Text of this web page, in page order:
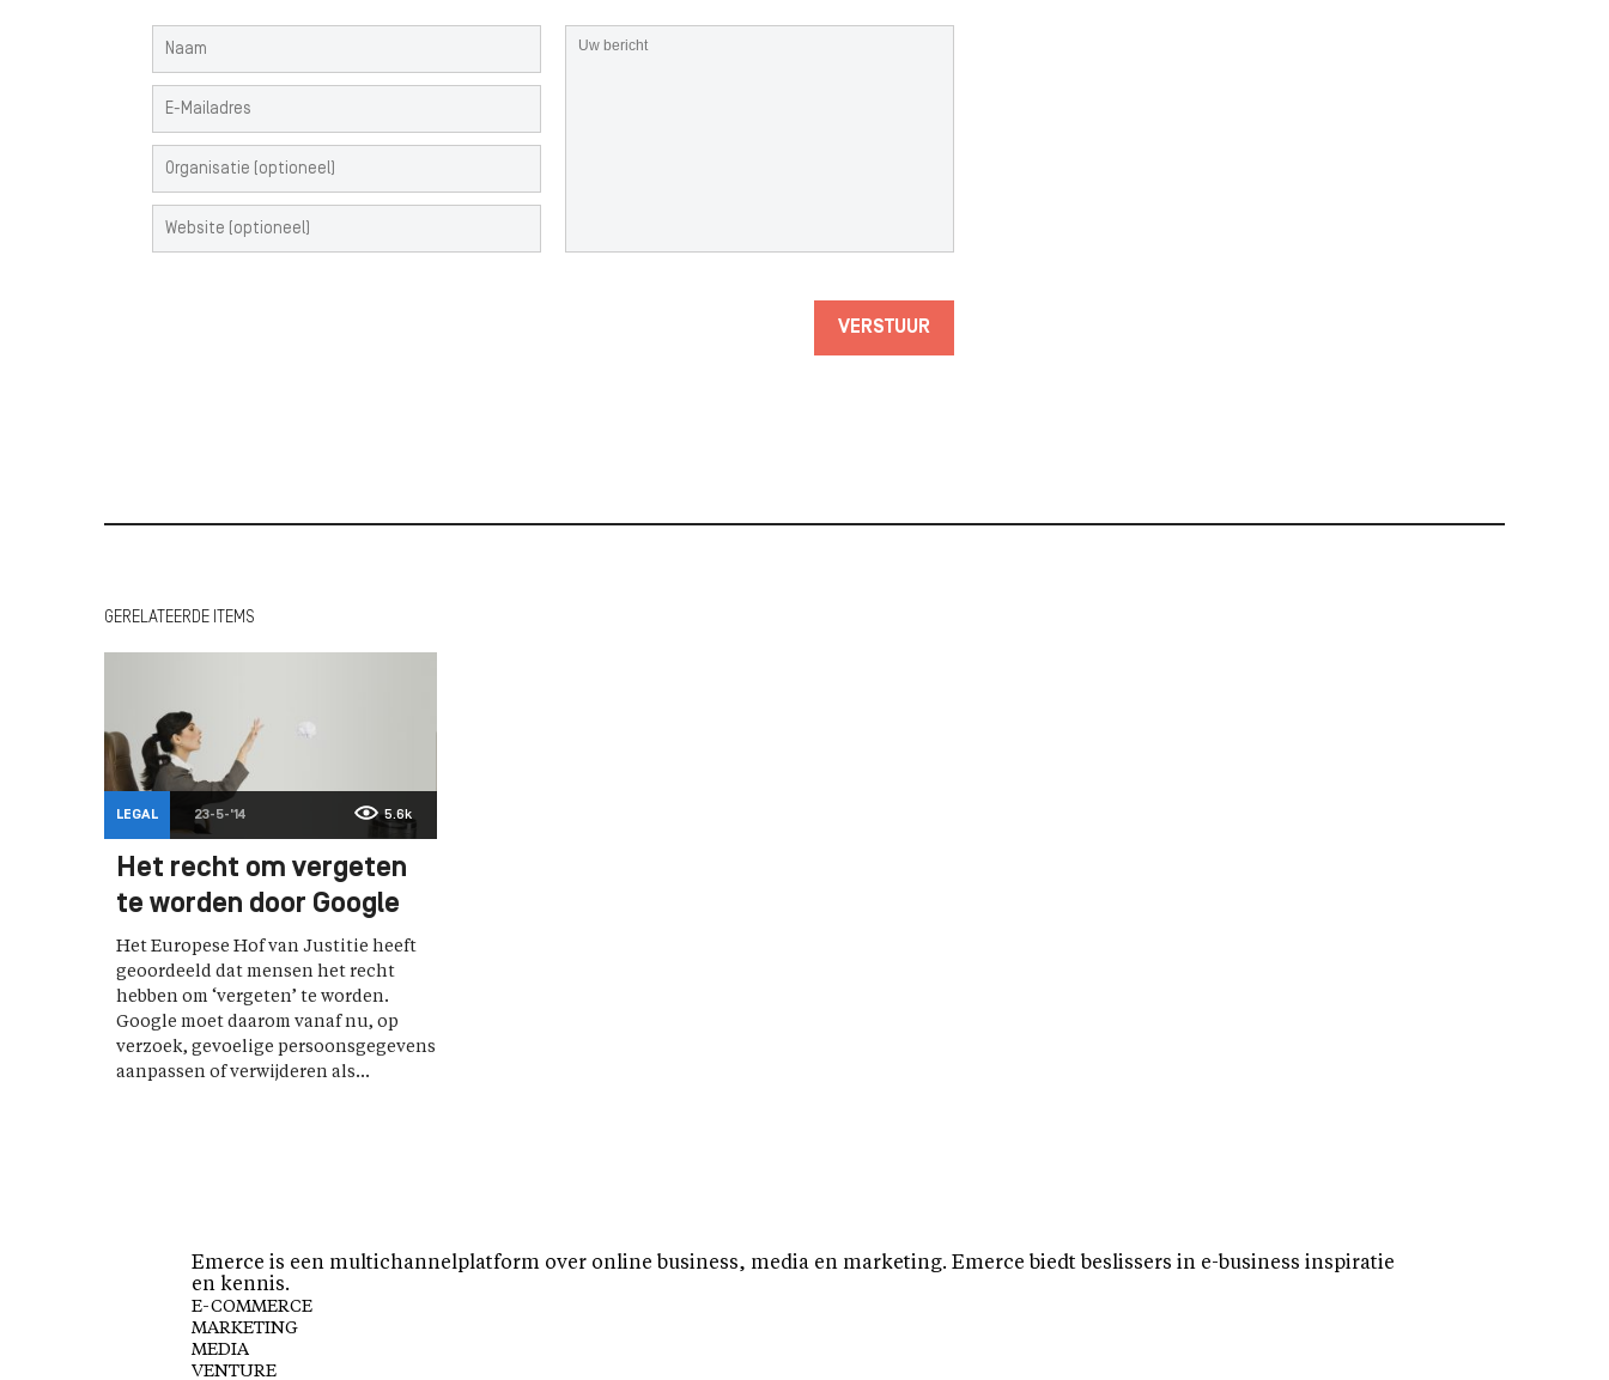
VERSTUUR
GERELATEERDE ITEMS
LEGAL 23-5-'14 5.6k
Het recht om vergeten
te worden door Google
Het Europese Hof van Justitie heeft
geoordeeld dat mensen het recht
hebben om ‘vergeten’ te worden.
Google moet daarom vanaf nu, op
verzoek, gevoelige persoonsgegevens
aanpassen of verwijderen als...
Emerce is een multichannelplatform over online business, media en marketing. Emerce biedt beslissers in e-business inspiratie
en kennis.
E-COMMERCE
MARKETING
MEDIA
VENTURE